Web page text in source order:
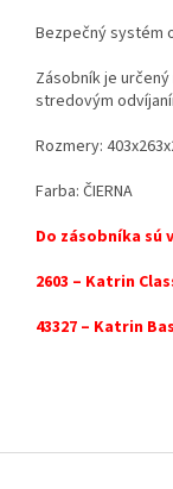
Bezpečný systém
Zásobník je
stredovým
Rozmery:
Farba: ČIERNA
Do zásobníka sú
2603 – Katrin
43327 – Katrin